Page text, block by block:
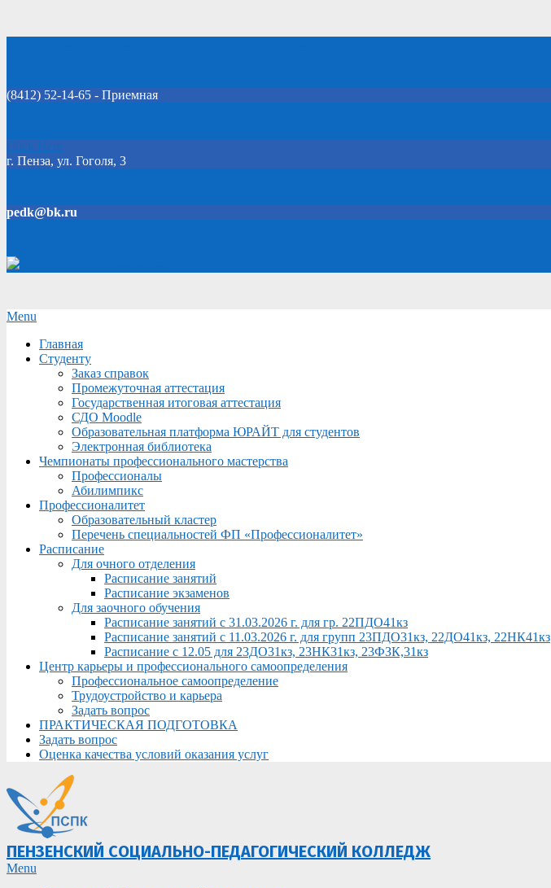
(8412) 52-14-65 - Приемная
Click Here
г. Пенза, ул. Гоголя, 3
pedk@bk.ru
Secondary
Menu
Menu
Главная
Студенту
Заказ справок
Промежуточная аттестация
Государственная итоговая аттестация
СДО Moodle
Образовательная платформа ЮРАЙТ для студентов
Электронная библиотека
Чемпионаты профессионального мастерства
Профессионалы
Абилимпикс
Профессионалитет
Образовательный кластер
Перечень специальностей ФП «Профессионалитет»
Расписание
Для очного отделения
Расписание занятий
Расписание экзаменов
Для заочного обучения
Расписание занятий с 31.03.2026 г. для гр. 22ПДО41кз
Расписание занятий с 11.03.2026 г. для групп 23ПДО31кз, 22ДО41кз, 22НК41кз
Расписание с 12.05 для 23ДО31кз, 23НК31кз, 23ФЗК,31кз
Центр карьеры и профессионального самоопределения
Профессиональное самоопределение
Трудоустройство и карьера
Задать вопрос
ПРАКТИЧЕСКАЯ ПОДГОТОВКА
Задать вопрос
Оценка качества условий оказания услуг
ПЕНЗЕНСКИЙ СОЦИАЛЬНО-ПЕДАГОГИЧЕСКИЙ КОЛЛЕДЖ
Primary
Menu